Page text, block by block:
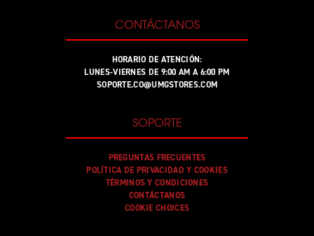
CONTÁCTANOS
HORARIO DE ATENCIÓN:
LUNES-VIERNES DE 9:00 AM A 6:00 PM
SOPORTE.CO@UMGSTORES.COM
SOPORTE
PREGUNTAS FRECUENTES
POLÍTICA DE PRIVACIDAD Y COOKIES
TÉRMINOS Y CONDICIONES
CONTÁCTANOS
COOKIE CHOICES